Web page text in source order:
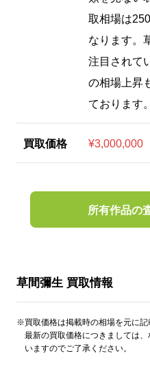
取相場は
なります。
注目されて
の相場上昇
ております。
買取価格 ¥3,000,000
所有作品の
草間彌生 買取情報
※買取価格は掲載時の相場を元に記
最新の買取価格につきましては
いますのでご了承ください。